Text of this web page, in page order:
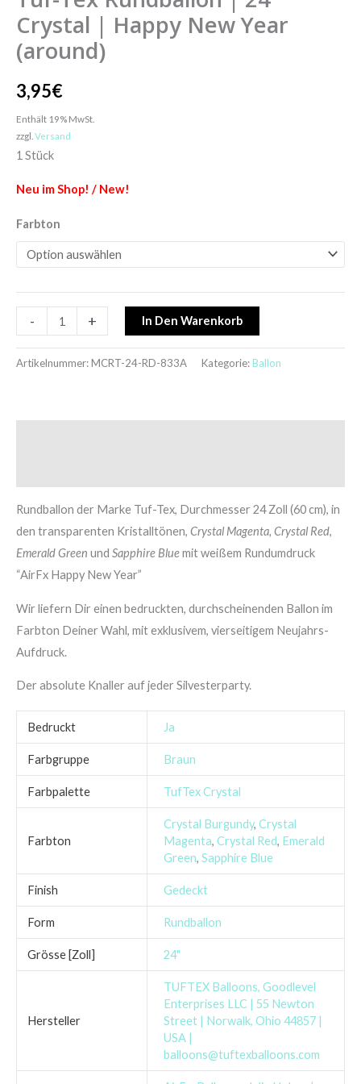
Crystal | Happy New Year
(around)
3,95€
Enthält 19% MwSt.
zzgl. Versand
1 Stück
Neu im Shop! / New!
Farbton
- + In Den Warenkorb
Artikelnummer:MCRT-24-RD-833A Kategorie: Ballon
Rundballon der Marke Tuf-Tex, Durchmesser 24 Zoll (60 cm), in
den transparenten Kristalltönen, Crystal Magenta, Crystal Red,
Emerald Green und Sapphire Bluemit weißem Rundumdruck
“AirFx Happy New Year”
Wir liefern Dir einen bedruckten, durchscheinenden Ballon im
Farbton Deiner Wahl, mit exklusivem, vierseitigem Neujahrs-
Aufdruck.
Der absolute Knaller auf jeder Silvesterparty.
Bedruckt Ja
Farbgruppe Braun
Farbpalette TufTex Crystal
Farbton
Crystal Burgundy, Crystal
Magenta, Crystal Red, Emerald
Green, Sapphire Blue
Finish Gedeckt
Form Rundballon
Grösse [Zoll] 24"
Hersteller
TUFTEX Balloons, Goodlevel
Enterprises LLC | 55 Newton
Street | Norwalk, Ohio 44857 |
USA |
balloons@tuftexballoons.com